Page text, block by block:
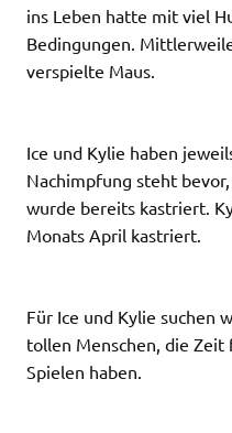
ins Leben hatte mit viel
Bedingungen.
verspielte Maus.
Ice und Kylie haben
Nachimpfung steht
wurde bereits kastriert.
Monats April kastriert.
Für Ice und Kylie suchen
tollen Menschen, die
Spielen haben.